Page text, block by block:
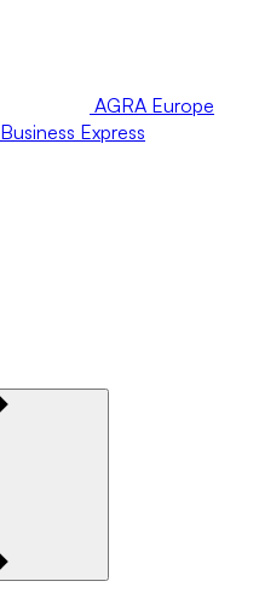
AGRA Europe
Business Express